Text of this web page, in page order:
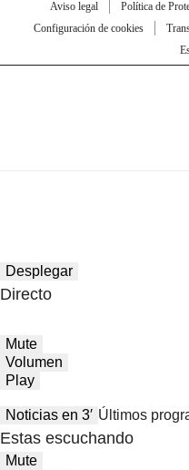
Aviso legal Política de
Configuración de cookies
Desplegar
Directo
Mute
Volumen
Play
Noticias en 3′ Últimos
Estas escuchando
Mute